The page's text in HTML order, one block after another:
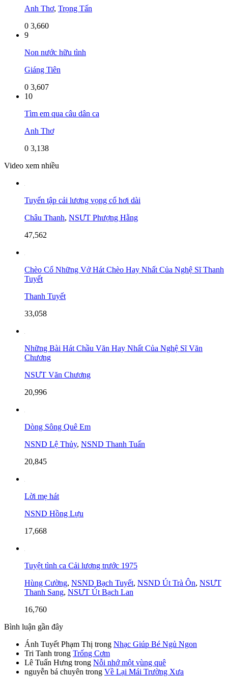
Anh Thơ, Trọng Tấn
0 3,660
9
Non nước hữu tình
Giáng Tiên
0 3,607
10
Tìm em qua câu dân ca
Anh Thơ
0 3,138
Video xem nhiều
Tuyển tập cải lương vọng cổ hơi dài
Châu Thanh, NSƯT Phượng Hằng
47,562
Chèo Cổ Những Vở Hát Chèo Hay Nhất Của Nghệ Sĩ Thanh
Tuyết
Thanh Tuyết
33,058
Những Bài Hát Chầu Văn Hay Nhất Của Nghệ Sĩ Văn
Chương
NSƯT Văn Chương
20,996
Dòng Sông Quê Em
NSND Lệ Thủy, NSND Thanh Tuấn
20,845
Lời mẹ hát
NSND Hồng Lựu
17,668
Tuyệt tình ca Cải lương trước 1975
Hùng Cường, NSND Bạch Tuyết, NSND Út Trà Ôn, NSƯT
Thanh Sang, NSƯT Út Bạch Lan
16,760
Bình luận gần đây
Ánh Tuyết Phạm Thị trong Nhạc Giúp Bé Ngủ Ngon
Tri Tanh trong Trống Cơm
Lê Tuấn Hưng trong Nỗi nhớ một vùng quê
nguyễn bá chuyên trong Về Lại Mái Trường Xưa